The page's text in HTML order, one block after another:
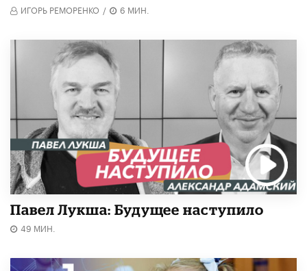
ИГОРЬ РЕМОРЕНКО / 6 МИН.
Павел Лукша: Будущее наступило
49 МИН.